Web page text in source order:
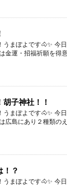
まぽよです🐴✨ 今
金運・招福祈願を得
子神社！！
まぽよです🐴✨ 今
広島にあり２種類の
！？
まぽよです🐴✨ 今